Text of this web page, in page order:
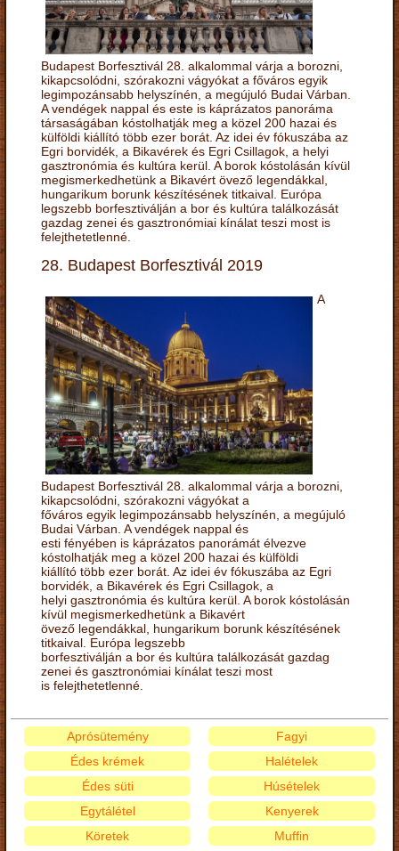
Budapest Borfesztivál 28. alkalommal várja a borozni,
kikapcsolódni, szórakozni vágyókat a főváros egyik
legimpozánsabb helyszínén, a megújuló Budai Várban.
A vendégek nappal és este is káprázatos panoráma
társaságában kóstolhatják meg a közel 200 hazai és
külföldi kiállító több ezer borát. Az idei év fókuszába az
Egri borvidék, a Bikavérek és Egri Csillagok, a helyi
gasztronómia és kultúra kerül. A borok kóstolásán kívül
megismerkedhetünk a Bikavért övező legendákkal,
hungarikum borunk készítésének titkaival. Európa
legszebb borfesztiválján a bor és kultúra találkozását
gazdag zenei és gasztronómiai kínálat teszi most is
felejthetetlenné.
28. Budapest Borfesztivál 2019
A
Budapest Borfesztivál 28. alkalommal várja a borozni,
kikapcsolódni, szórakozni vágyókat a
főváros egyik legimpozánsabb helyszínén, a megújuló
Budai Várban. A vendégek nappal és
esti fényében is káprázatos panorámát élvezve
kóstolhatják meg a közel 200 hazai és külföldi
kiállító több ezer borát. Az idei év fókuszába az Egri
borvidék, a Bikavérek és Egri Csillagok, a
helyi gasztronómia és kultúra kerül. A borok kóstolásán
kívül megismerkedhetünk a Bikavért
övező legendákkal, hungarikum borunk készítésének
titkaival. Európa legszebb
borfesztiválján a bor és kultúra találkozását gazdag
zenei és gasztronómiai kínálat teszi most
is felejthetetlenné.
Aprósütemény
Édes krémek
Édes süti
Egytálétel
Fagyi
Halételek
Húsételek
Kenyerek
Köretek
Muffin